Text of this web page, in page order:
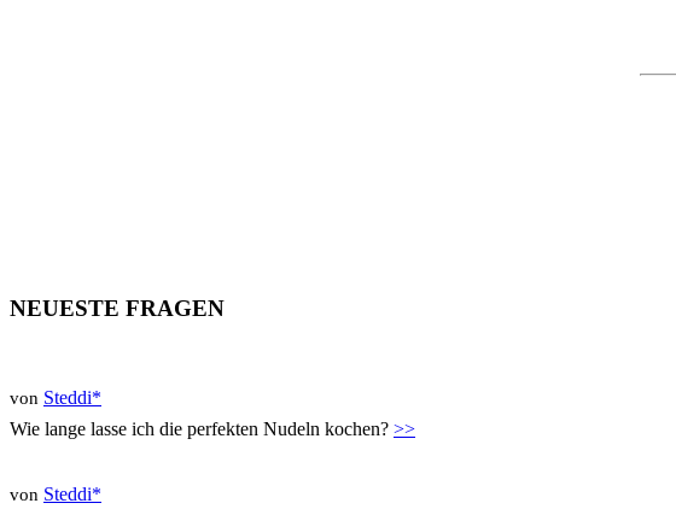
NEUESTE FRAGEN
von Steddi*
Wie lange lasse ich die perfekten Nudeln kochen? >>
von Steddi*